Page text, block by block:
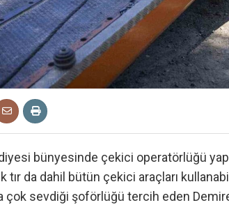
bünyesinde çekici operatörlüğü
tır da dahil bütün çekici araçları
çok sevdiği şoförlüğü tercih eden